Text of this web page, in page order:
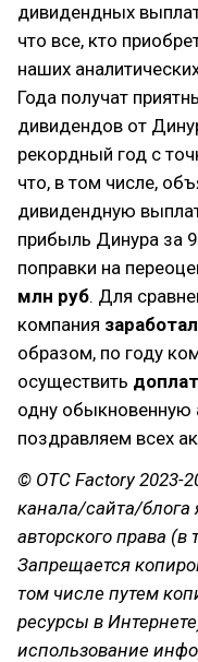
дивидендных
что все, кто
наших
Года получат
дивидендов от
рекордный год с
что, в том числе,
дивидендную
прибыль Динура за
поправки на
млн руб. Для
компания
образом, по году
осуществить
одну
поздравляем всех
© OTC Factory 2023-
канала/сайта/блога
авторского права
Запрещается
том числе путем
ресурсы в
использование